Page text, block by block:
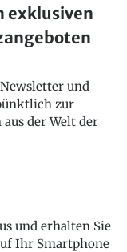
exklusiven
und
zur
der Welt der
und erhalten Sie
Ihr Smartphone